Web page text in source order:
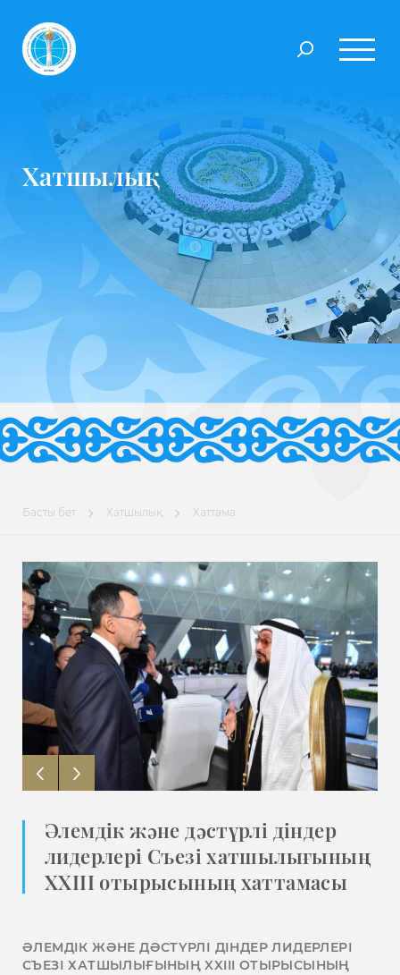
Хатшылық
Басты бет Хатшылық Хаттама
Әлемдік және дәстүрлі діндер
лидерлері Съезі хатшылығының
XXIII отырысының хаттамасы
ӘЛЕМДІК ЖӘНЕ ДӘСТҮРЛІ ДІНДЕР ЛИДЕРЛЕРІ
СЪЕЗІ ХАТШЫЛЫҒЫНЫҢ XXIII ОТЫРЫСЫНЫҢ